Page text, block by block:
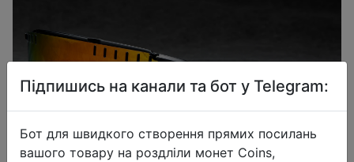
Підпишись на канали та бот у Telegram:
Бот для швидкого створення прямих посилань
вашого товару на роздліли монет Coins,